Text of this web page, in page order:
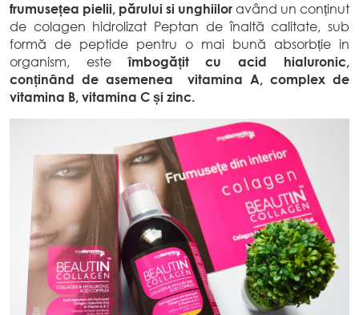
frumusețea pielii, părului si unghiilor având un conținut
de colagen hidrolizat Peptan de înaltă calitate, sub
formă de peptide pentru o mai bună absorbție in
organism, esteîmbogățit cu acid hialuronic,
conținând de asemenea vitamina A, complex de
vitamina B, vitamina C și zinc.